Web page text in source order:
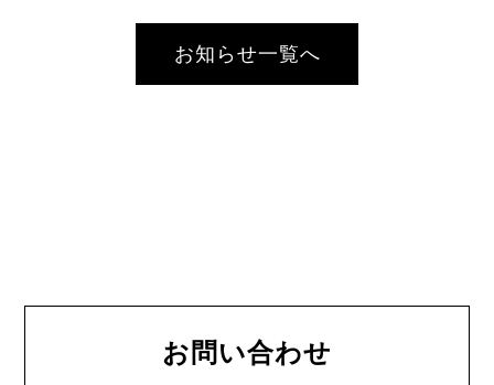
お知らせ一覧へ
お問い合わせ